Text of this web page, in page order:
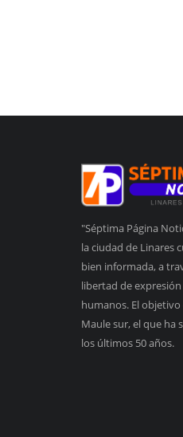
"Séptima Página
la ciudad de Linares
bien informada, a
libertad de
humanos. El
Maule sur, el que ha
los últimos 50 años.